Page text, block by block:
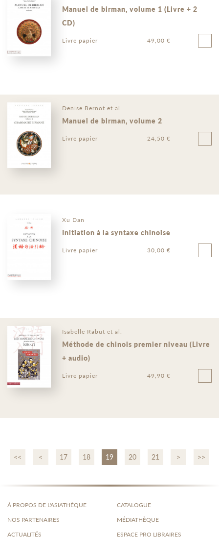
Manuel de birman, volume 1 (Livre + 2
CD)
Livre papier 49,00 €
Denise Bernot et al.
Manuel de birman, volume 2
Livre papier 24,50 €
Xu Dan
Initiation à la syntaxe chinoise
Livre papier 30,00 €
Isabelle Rabut et al.
Méthode de chinois premier niveau (Livre
+ audio)
Livre papier 49,90 €
<< < 17 18 19 20 21 > >>
À PROPOS DE L'ASIATHÈQUE
NOS PARTENAIRES
ACTUALITÉS
CATALOGUE
MÉDIATHÈQUE
ESPACE PRO LIBRAIRES